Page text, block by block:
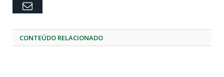
Email
CONTEÚDO RELACIONADO